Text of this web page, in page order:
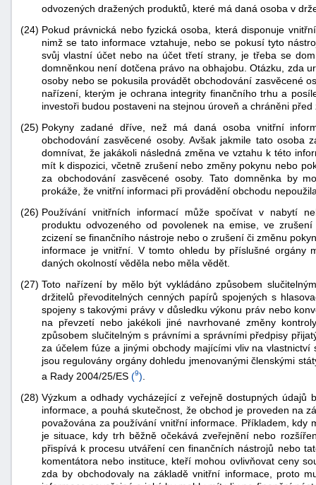
odvozených dražených produktů, které má daná osoba v
(24) Pokud právnická nebo fyzická osoba, která disponuje
nimž se tato informace vztahuje, nebo se pokusí tyto
svůj vlastní účet nebo na účet třetí strany, je třeba se
domněnkou není dotčena právo na obhajobu. Otázku, zda
osoby nebo se pokusila provádět obchodování zasvěcené
nařízení, kterým je ochrana integrity finančního trhu a
investoři budou postaveni na stejnou úroveň a chráněni
(25) Pokyny zadané dříve, než má daná osoba vnitřní
obchodování zasvěcené osoby. Avšak jakmile tato
domnívat, že jakákoli následná změna ve vztahu k této
mít k dispozici, včetně zrušení nebo změny pokynu nebo
za obchodování zasvěcené osoby. Tato domněnka by
prokáže, že vnitřní informaci při provádění obchodu
(26) Používání vnitřních informací může spočívat v nabytí
produktu odvozeného od povolenek na emise, ve
zcizení se finančního nástroje nebo o zrušení či změnu
informace je vnitřní. V tomto ohledu by příslušné orgány
daných okolností věděla nebo měla vědět.
(27) Toto nařízení by mělo být vykládáno způsobem
držitelů převoditelných cenných papírů spojených s
spojeny s takovými právy v důsledku výkonu práv nebo
na převzetí nebo jakékoli jiné navrhované změny
způsobem slučitelným s právními a správními předpisy
za účelem fúze a jinými obchody majícími vliv na
jsou regulovány orgány dohledu jmenovanými členskými
a Rady 2004/25/ES (9)
(28) Výzkum a odhady vycházející z veřejně dostupných údajů
informace, a pouhá skutečnost, že obchod je proveden na
považována za používání vnitřní informace. Příkladem, kdy
je situace, kdy trh běžně očekává zveřejnění nebo
přispívá k procesu utváření cen finančních nástrojů nebo
komentátora nebo instituce, kteří mohou ovlivňovat ceny
zda by obchodovaly na základě vnitřní informace, proto